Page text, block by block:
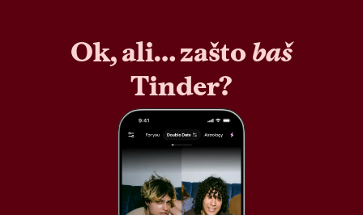
Ok, ali… zašto baš
Tinder?